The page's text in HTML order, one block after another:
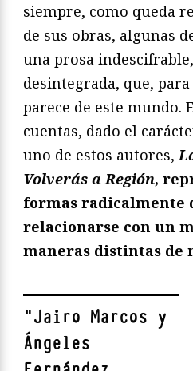
siempre, como queda
de sus obras, algunas
una prosa
desintegrada, que,
parece de este mundo.
cuentas, dado el
uno de estos autores,
Volverás a Región,
formas radicalmente
relacionarse con un
maneras distintas de
"Jairo Marcos y
Ángeles